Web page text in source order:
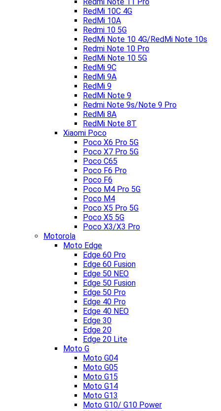
RedMi 10C 4G
RedMi 10A
Redmi 10 5G
RedMi Note 10 4G/RedMi Note 10s
Redmi Note 10 Pro
RedMi Note 10 5G
RedMi 9C
RedMi 9A
RedMi 9
RedMi Note 9
Redmi Note 9s/Note 9 Pro
RedMi 8A
RedMi Note 8T
Xiaomi Poco
Poco X6 Pro 5G
Poco X7 Pro 5G
Poco C65
Poco F6 Pro
Poco F6
Poco M4 Pro 5G
Poco M4
Poco X5 Pro 5G
Poco X5 5G
Poco X3/X3 Pro
Motorola
Moto Edge
Edge 60 Pro
Edge 60 Fusion
Edge 50 NEO
Edge 50 Fusion
Edge 50 Pro
Edge 40 Pro
Edge 40 NEO
Edge 30
Edge 20
Edge 20 Lite
Moto G
Moto G04
Moto G05
Moto G15
Moto G14
Moto G13
Moto G10/ G10 Power